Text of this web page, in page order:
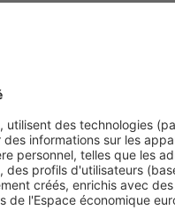
des ménages
et les familles (26 %).
professionnel,la
d’emploi reste limité à
total. Le revenu annuel